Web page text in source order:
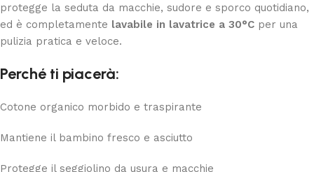
protegge la seduta da macchie, sudore e sporco quotidiano,
ed è completamente lavabile in lavatrice a 30°C per una
pulizia pratica e veloce.
Perché ti piacerà:
Cotone organico morbido e traspirante
Mantiene il bambino fresco e asciutto
Protegge il seggiolino da usura e macchie